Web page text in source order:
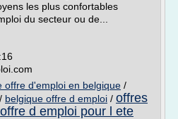
les plus confortables
du secteur ou de...
offre d'emploi en belgique /
/ belgique offre d emploi / offres
offre d emploi pour l ete